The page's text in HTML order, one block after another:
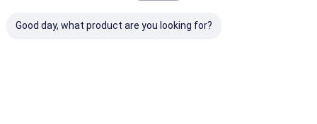
Good day, what product are you looking for?